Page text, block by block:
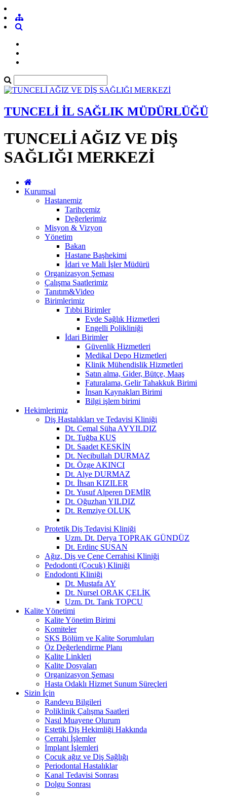
TUNCELİ İL SAĞLIK MÜDÜRLÜĞÜ
TUNCELİ AĞIZ VE DİŞ
SAĞLIĞI MERKEZİ
Kurumsal
Hastanemiz
Tarihçemiz
Değerlerimiz
Misyon & Vizyon
Yönetim
Bakan
Hastane Başhekimi
İdari ve Mali İşler Müdürü
Organizasyon Şeması
Çalışma Saatlerimiz
Tanıtım&Video
Birimlerimiz
Tıbbi Birimler
Evde Sağlık Hizmetleri
Engelli Polikliniği
İdari Birimler
Güvenlik Hizmetleri
Medikal Depo Hizmetleri
Klinik Mühendislik Hizmetleri
Satın alma, Gider, Bütçe, Maaş
Faturalama, Gelir Tahakkuk Birimi
İnsan Kaynakları Birimi
Bilgi işlem birimi
Hekimlerimiz
Diş Hastalıkları ve Tedavisi Kliniği
Dt. Cemal Süha AYYILDIZ
Dt. Tuğba KUŞ
Dt. Saadet KESKİN
Dt. Necibullah DURMAZ
Dt. Özge AKINCI
Dt. Alye DURMAZ
Dt. İhsan KIZILER
Dt. Yusuf Alperen DEMİR
Dt. Oğuzhan YILDIZ
Dt. Remziye OLUK
Protetik Diş Tedavisi Kliniği
Uzm. Dt. Derya TOPRAK GÜNDÜZ
Dt. Erdinç SUSAN
Ağız, Diş ve Çene Cerrahisi Kliniği
Pedodonti (Çocuk) Kliniği
Endodonti Kliniği
Dt. Mustafa AY
Dt. Nursel ORAK ÇELİK
Uzm. Dt. Tarık TOPCU
Kalite Yönetimi
Kalite Yönetim Birimi
Komiteler
SKS Bölüm ve Kalite Sorumluları
Öz Değerlendirme Planı
Kalite Linkleri
Kalite Dosyaları
Organizasyon Şeması
Hasta Odaklı Hizmet Sunum Süreçleri
Sizin İçin
Randevu Bilgileri
Poliklinik Çalışma Saatleri
Nasıl Muayene Olurum
Estetik Diş Hekimliği Hakkında
Cerrahi İşlemler
İmplant İşlemleri
Çocuk ağız ve Diş Sağlığı
Periodontal Hastalıklar
Kanal Tedavisi Sonrası
Dolgu Sonrası